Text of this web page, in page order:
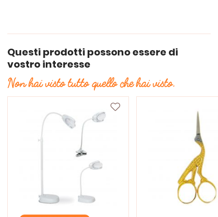
Questi prodotti possono essere di
vostro interesse
Non hai visto tutto quello che hai visto.